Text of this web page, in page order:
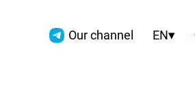
Our channel EN▾